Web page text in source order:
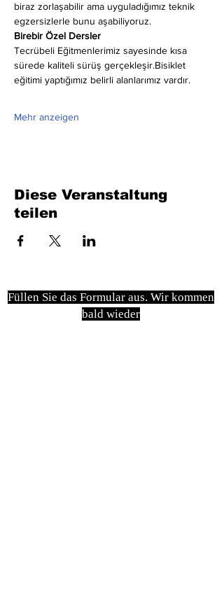
biraz zorlaşabilir ama uyguladığımız teknik
egzersizlerle bunu aşabiliyoruz.
Birebir Özel Dersler
Tecrübeli Eğitmenlerimiz sayesinde kısa
sürede kaliteli sürüş gerçekleşir.Bisiklet
eğitimi yaptığımız belirli alanlarımız vardır.
Mehr anzeigen
Diese Veranstaltung
teilen
Füllen Sie das Formular aus. Wir kommen
bald wieder